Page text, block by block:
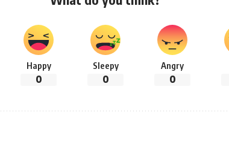
Happy
0
Sleepy
0
Angry
0